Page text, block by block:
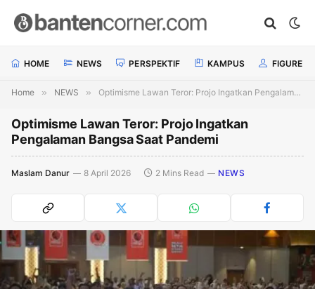
HOME NEWS PERSPEKTIF KAMPUS FIGURE
Home » NEWS » Optimisme Lawan Teror: Projo Ingatkan Pengalaman Bangsa Saat Pandemi
Optimisme Lawan Teror: Projo Ingatkan
Pengalaman Bangsa Saat Pandemi
Maslam Danur 8 April 2026 2 Mins Read NEWS